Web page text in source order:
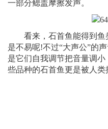
一部分鳃盖摩擦发声。
看来，石首鱼能得到鱼
是不易呢!不过“大声公”的
是它们自我调节把音量调
些品种的石首鱼更是被人类